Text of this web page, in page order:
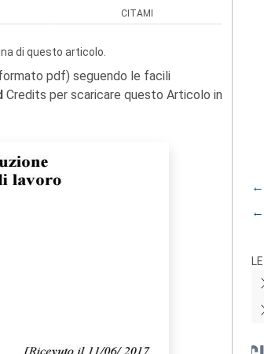
CITAMI
di questo articolo.
pdf) seguendo le facili
Credits per scaricare questo Articolo in
←
←